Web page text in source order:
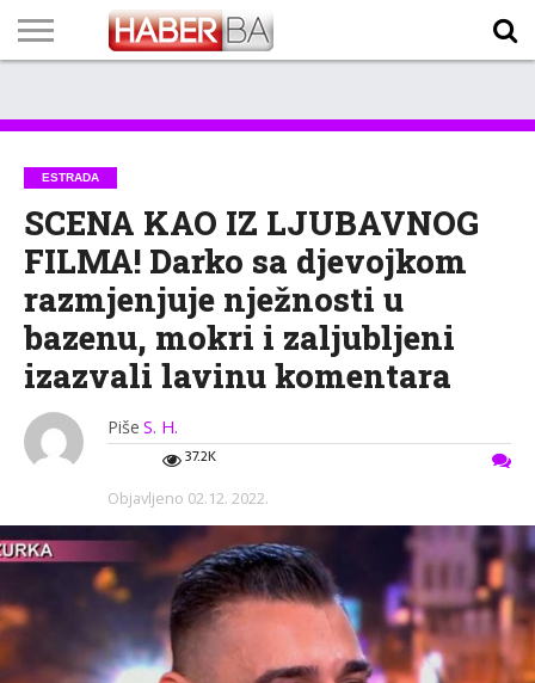
TECH
PROGRAM
PROGNOZA
PUTEVIMA
LISTA
NAMA
ESTRADA
SCENA KAO IZ LJUBAVNOG
FILMA! Darko sa djevojkom
razmjenjuje nježnosti u
bazenu, mokri i zaljubljeni
izazvali lavinu komentara
Piše S. H.
37.2K
Objavljeno 02.12. 2022.